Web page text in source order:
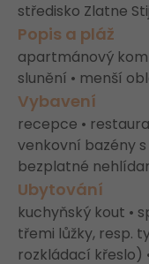
středisko Zlatne
Popis a pláž
apartmánový
slunění • menší
Vybavení
recepce •
venkovní bazény
bezplatné
Ubytování
kuchyňský kout •
třemi lůžky, resp.
rozkládací